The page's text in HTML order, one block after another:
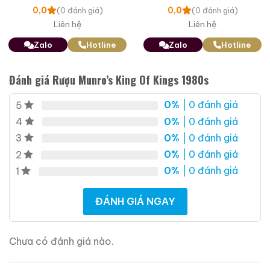
Cognac
0,0 (0 đánh giá)
Liên hệ
Zalo Hotline
0,0 (0 đánh giá)
Liên hệ
Zalo Hotline
Đánh giá Rượu Munro’s King Of Kings 1980s
5 0% | 0 đánh giá
4
0% | 0 đánh giá
3
0% | 0 đánh giá
2
0% | 0 đánh giá
1
0% | 0 đánh giá
ĐÁNH GIÁ NGAY
Chưa có đánh giá nào.